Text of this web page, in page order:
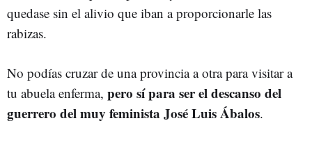
quedase sin el alivio que iban a proporcionarle las
rabizas.
No podías cruzar de una provincia a otra para visitar a
tu abuela enferma, pero sí para ser el descanso del
guerrero del muy feminista José Luis Ábalos.